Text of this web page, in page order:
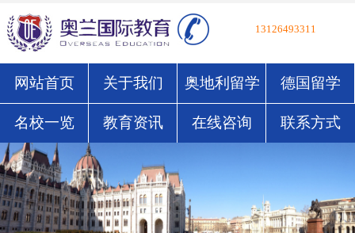
13126493311
网站首页 关于我们 奥地利留学 德国留学
名校一览 教育资讯 在线咨询 联系方式